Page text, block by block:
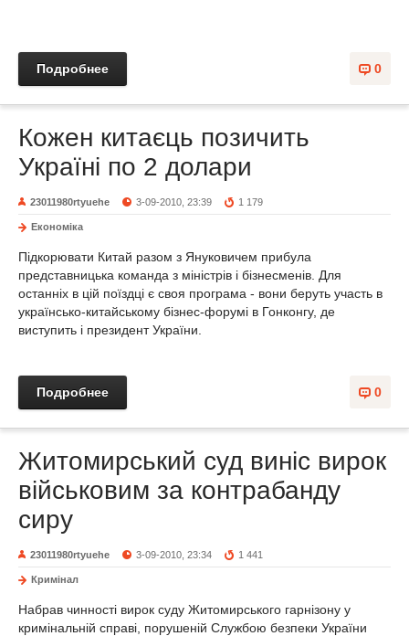
0
Подробнее
Кожен китаєць позичить
Україні по 2 долари
23011980rtyuehe 3-09-2010, 23:39 1 179
Економіка
Підкорювати Китай разом з Януковичем прибула
представницька команда з міністрів і бізнесменів. Для
останніх в цій поїздці є своя програма - вони беруть участь в
українсько-китайському бізнес-форумі в Гонконгу, де
виступить і президент України.
0
Подробнее
Житомирський суд виніс вирок
військовим за контрабанду
сиру
23011980rtyuehe 3-09-2010, 23:34 1 441
Кримінал
Набрав чинності вирок суду Житомирського гарнізону у
кримінальній справі, порушеній Службою безпеки України